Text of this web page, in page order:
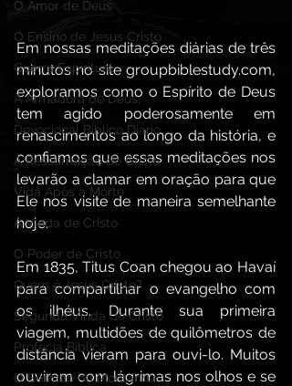
O Amor de Deus
O Ensino de Jesus Cristo
Guerra Espiritual
A Armadura de Deus,
Devocional Bíblico Diário
A Ressurreição de Cristo
Vida Após a Morte
A Vinda de Cristo
O Poder de Cristo
Quem é Jesus Cristo?
Segunda Vinda de Cristo
Profecia Bíblica
O Sermão da Montanha
Em nossas meditações diárias de três
minutos no site groupbiblestudy.com,
exploramos como o Espírito de Deus
tem agido poderosamente em
renascimentos ao longo da história, e
confiamos que essas meditações nos
levarão a clamar em oração para que
Ele nos visite de maneira semelhante
hoje.
Em 1835, Titus Coan chegou ao Havaí
para compartilhar o evangelho com
os ilhéus. Durante sua primeira
viagem, multidões de quilômetros de
distância vieram para ouvi-lo. Muitos
ouviram com lágrimas nos olhos e se